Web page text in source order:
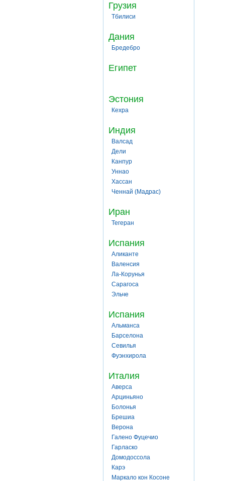
Грузия
Тбилиси
Дания
Бредебро
Египет
Эстония
Кехра
Индия
Валсад
Дели
Канпур
Уннао
Хассан
Ченнай (Мадрас)
Иран
Тегеран
Испания
Аликанте
Валенсия
Ла-Корунья
Сарагоса
Эльче
Испания
Альманса
Барселона
Севилья
Фуэнхирола
Италия
Аверса
Арциньяно
Болонья
Брешиа
Верона
Галено Фуцечио
Гарласко
Домодоссола
Карэ
Маркало кон Косоне